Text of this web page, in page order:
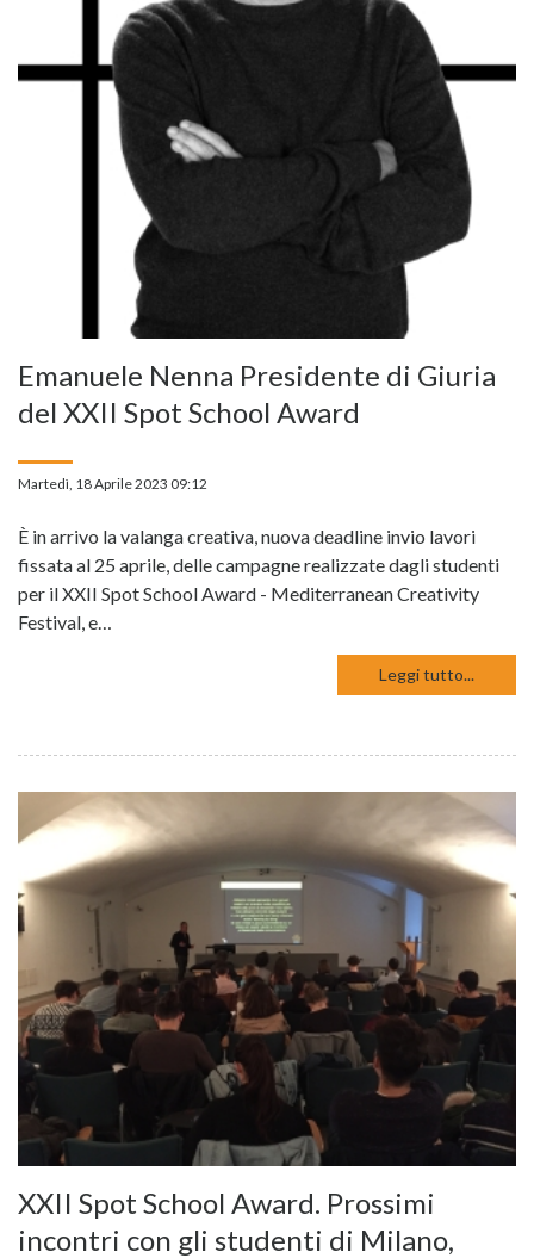
Emanuele Nenna Presidente di Giuria
del XXII Spot School Award
Martedì, 18 Aprile 2023 09:12
È in arrivo la valanga creativa, nuova deadline invio lavori
fissata al 25 aprile, delle campagne realizzate dagli studenti
per il XXII Spot School Award - Mediterranean Creativity
Festival, e…
Leggi tutto...
XXII Spot School Award. Prossimi
incontri con gli studenti di Milano,